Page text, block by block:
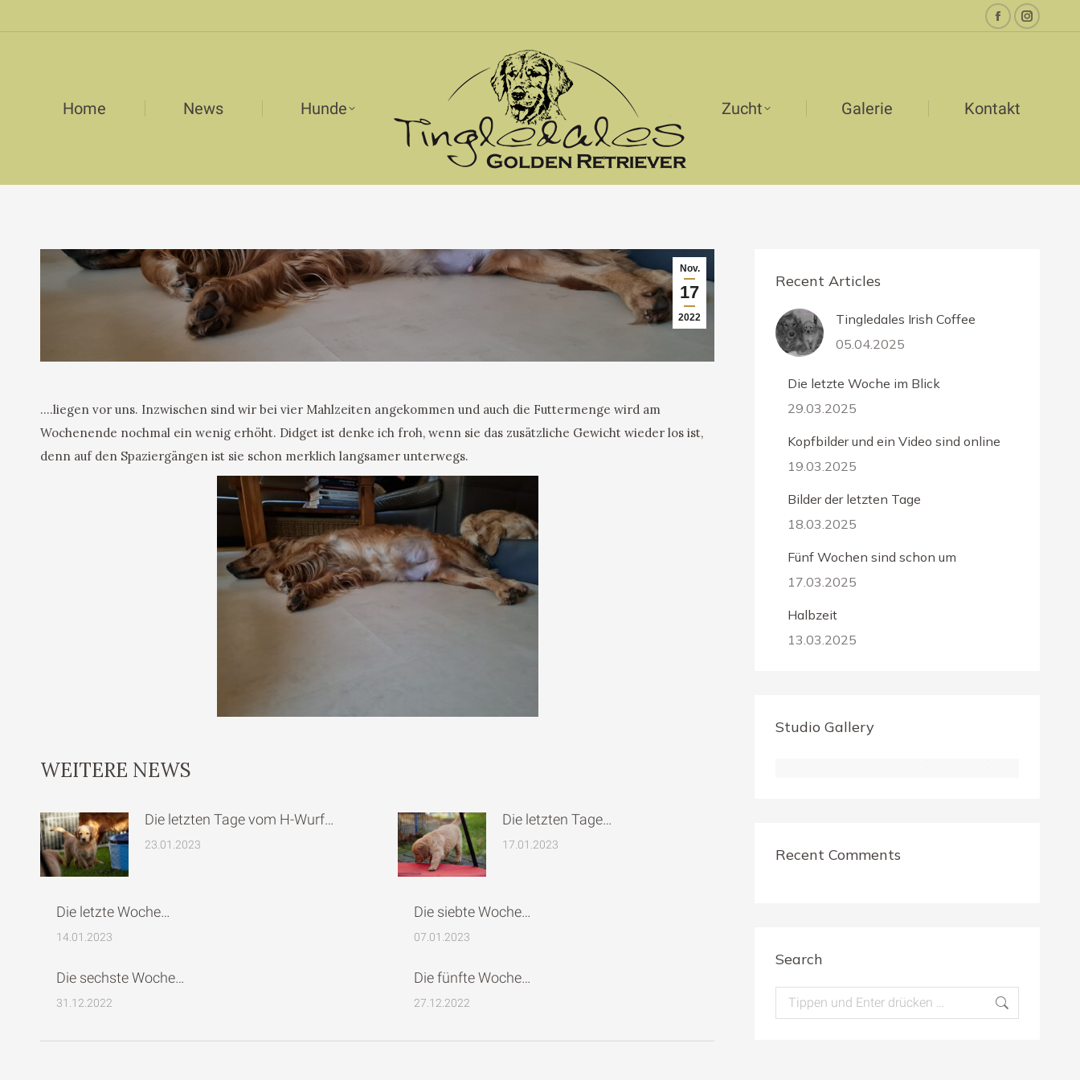
Facebook
in
Home News Hunde Zucht Galerie Kontakt
Nov.
17
2022
….liegen vor uns. Inzwischen sind wir bei vier Mahlzeiten angekommen und auch die Futtermenge wird am
Wochenende nochmal ein wenig erhöht. Didget ist denke ich froh, wenn sie das zusätzliche Gewicht wieder los ist,
denn auf den Spaziergängen ist sie schon merklich langsamer unterwegs.
WEITERE NEWS
Die letzten Tage vom H-Wurf…
23.01.2023
Die letzten Tage…
17.01.2023
Die letzte Woche…
14.01.2023
Die siebte Woche…
07.01.2023
Die sechste Woche…
31.12.2022
Die fünfte Woche…
27.12.2022
Recent Articles
Tingledales Irish Coffee
05.04.2025
Die letzte Woche im Blick
29.03.2025
Kopfbilder und ein Video sind online
19.03.2025
Bilder der letzten Tage
18.03.2025
Fünf Wochen sind schon um
17.03.2025
Halbzeit
13.03.2025
Studio Gallery
Recent Comments
Search
Search: